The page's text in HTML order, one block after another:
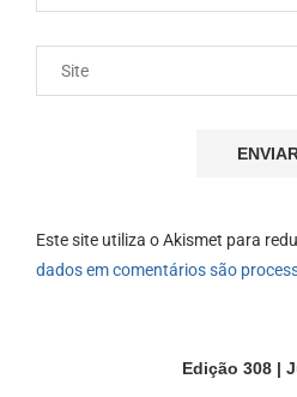
Este site utiliza o Akismet para
dados em comentários são
Edição 308 |